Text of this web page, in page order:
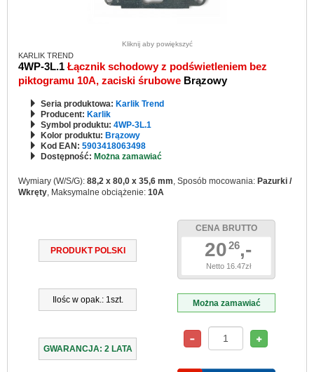
Kliknij aby powiększyć
KARLIK TREND
4WP-3L.1 Łącznik schodowy z podświetleniem bez
piktogramu 10A, zaciski śrubowe Brązowy
Seria produktowa: Karlik Trend
Producent: Karlik
Symbol produktu: 4WP-3L.1
Kolor produktu: Brązowy
Kod EAN: 5903418063498
Dostępność: Można zamawiać
Wymiary (W/S/G): 88,2 x 80,0 x 35,6 mm, Sposób mocowania: Pazurki /
Wkręty, Maksymalne obciążenie: 10A
PRODUKT POLSKI
Ilośc w opak.: 1szt.
GWARANCJA: 2 LATA
CENA BRUTTO
2026,-
Netto 16.47zł
Można zamawiać